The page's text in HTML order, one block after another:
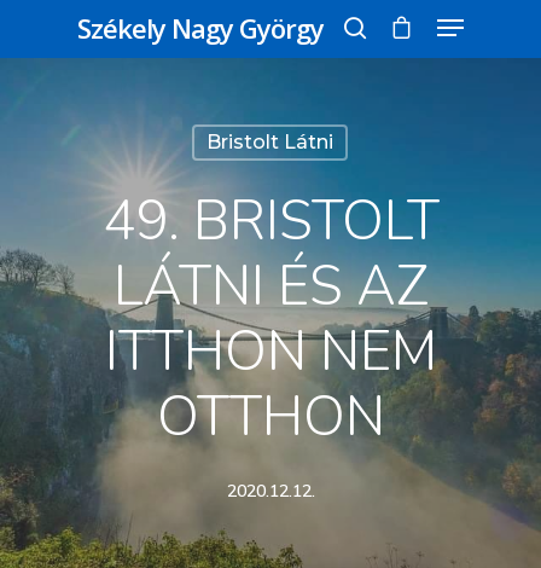
Üss egy entert a kereséshez, vagy nyomd
meg az ESC gombot a bezáráshoz
Székely Nagy György
Bristolt Látni
49. BRISTOLT
LÁTNI ÉS AZ
ITTHON NEM
OTTHON
2020.12.12.